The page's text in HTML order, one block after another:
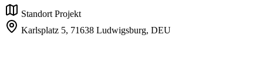
Standort Projekt
Karlsplatz 5, 71638 Ludwigsburg, DEU